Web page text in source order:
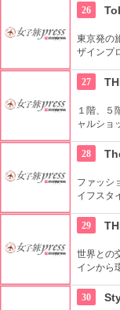
豊かな
26
東京発の
ザインプ
されてい
27
１階、５
ャルショ
日本一
28
ファッシ
イフスタ
ど幅広
29
世界との
インから
を感じて
30